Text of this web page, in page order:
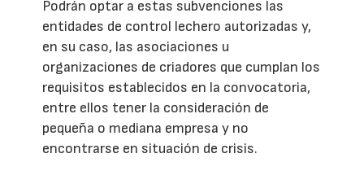
Podrán optar a estas subvenciones las
entidades de control lechero autorizadas y,
en su caso, las asociaciones u
organizaciones de criadores que cumplan los
requisitos establecidos en la convocatoria,
entre ellos tener la consideración de
pequeña o mediana empresa y no
encontrarse en situación de crisis.